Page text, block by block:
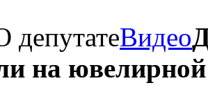
депутатеВидео
на